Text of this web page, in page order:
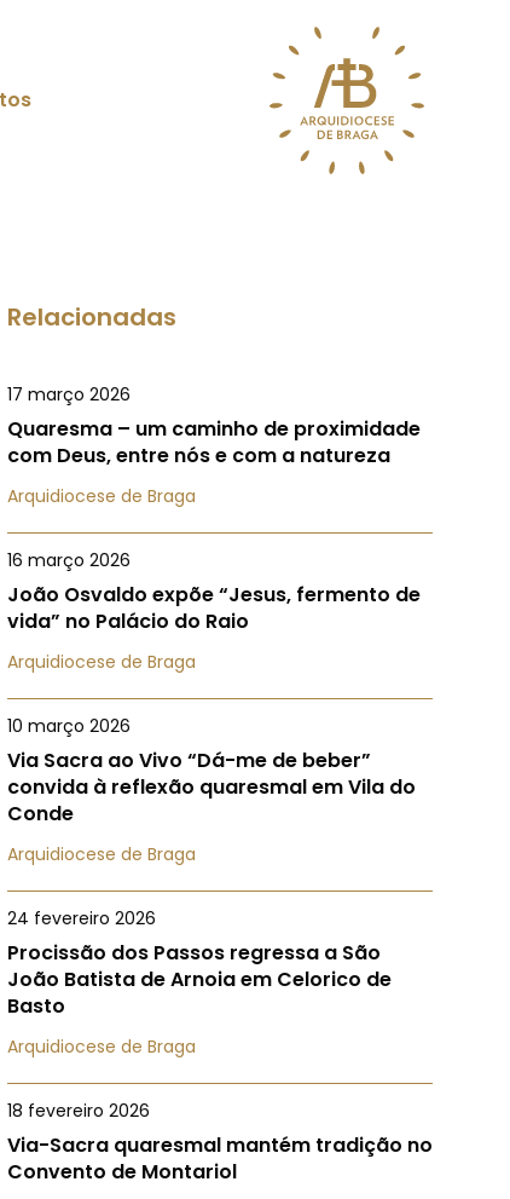
Relacionadas
17 março 2026
Quaresma – um caminho de proximidade
com Deus, entre nós e com a natureza
Arquidiocese de Braga
16 março 2026
João Osvaldo expõe “Jesus, fermento de
vida” no Palácio do Raio
Arquidiocese de Braga
10 março 2026
Via Sacra ao Vivo “Dá-me de beber”
convida à reflexão quaresmal em Vila do
Conde
Arquidiocese de Braga
24 fevereiro 2026
Procissão dos Passos regressa a São
João Batista de Arnoia em Celorico de
Basto
Arquidiocese de Braga
18 fevereiro 2026
Via-Sacra quaresmal mantém tradição no
Convento de Montariol